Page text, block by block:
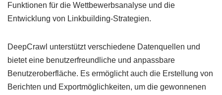
Funktionen für die Wettbewerbsanalyse und die
Entwicklung von Linkbuilding-Strategien.
DeepCrawl unterstützt verschiedene Datenquellen und
bietet eine benutzerfreundliche und anpassbare
Benutzeroberfläche. Es ermöglicht auch die Erstellung von
Berichten und Exportmöglichkeiten, um die gewonnenen